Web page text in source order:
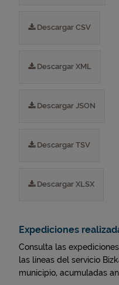
Descargar CSV
Descargar XML
Descargar JSON
Descargar TSV
Descargar XLSX
Expediciones
Consulta las
las líneas del servicio
municipio, acumuladas